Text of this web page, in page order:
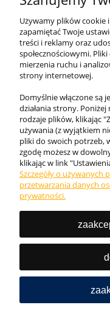
Internetowy sklep
ochronne i
NIP:
Używamy plików
zapamiętać Twoje
treści i reklamy oraz
społecznościowymi.
mierzenia ruchu i
strony internetowej.
Domyślnie włączone są
działania strony.
rodzaje plików, klikając
używania (z wyjątkiem
pliki do swoich potrzeb,
zgodę możesz w
klikając w link
Szczegóły o używanych
przetwarzania danych
prywatności.